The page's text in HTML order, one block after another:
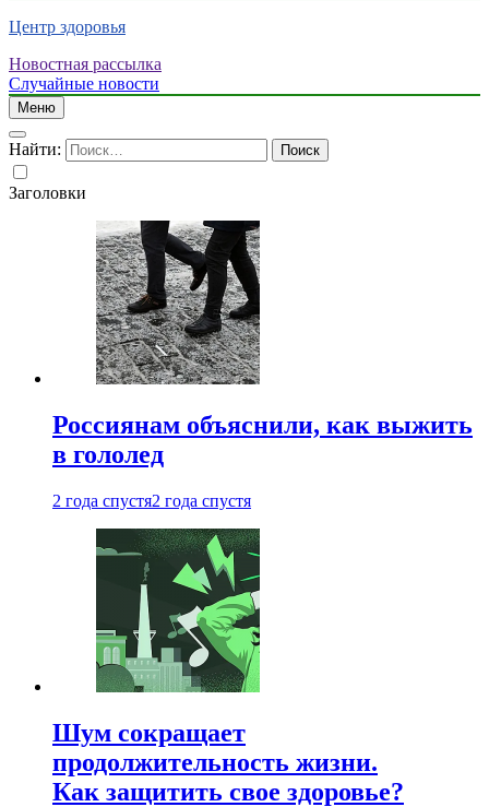
Центр здоровья
Новостная рассылка
Случайные новости
Меню
Найти:
Заголовки
Россиянам объяснили, как выжить
в гололед
2 года спустя2 года спустя
Шум сокращает
продолжительность жизни.
Как защитить свое здоровье?